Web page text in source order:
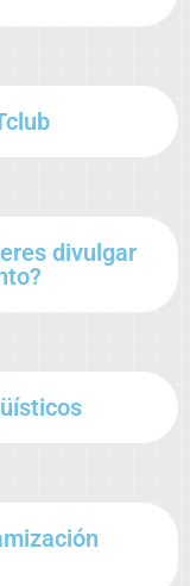
divulgar